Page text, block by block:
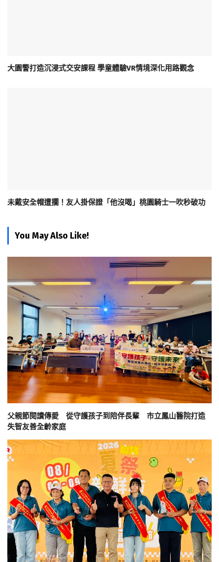
大園警打造沉浸式交安課程 學童體驗VR情境深化用路觀念
未戴安全帽遭攔！友人掛保證「他沒喝」桃園騎士一吹秒破功
You May Also Like!
父親節閱讀傳愛 從守護孩子到陪伴長輩 市立鳳山醫院打造
失智友善全齡家庭